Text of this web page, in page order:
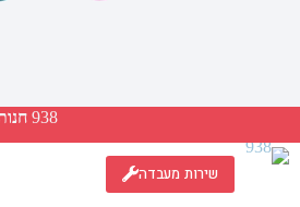
938
שירות מעבדה